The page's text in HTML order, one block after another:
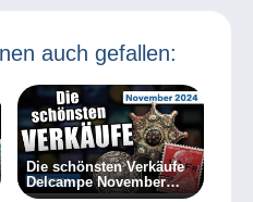
auch gefallen:
Die schönsten Verkäufe
Delcampe November
2024